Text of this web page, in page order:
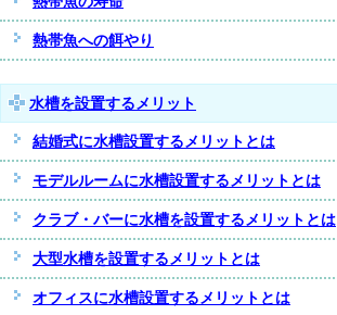
熱帯魚への餌やり
水槽を設置するメリット
結婚式に水槽設置するメリットとは
モデルルームに水槽設置するメリットとは
クラブ・バーに水槽を設置するメリットとは
大型水槽を設置するメリットとは
オフィスに水槽設置するメリットとは